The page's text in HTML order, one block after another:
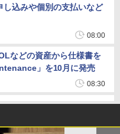
込みや個別の支払いなど
08:00
などの資産から仕様書を
」を10月に発売
08:30